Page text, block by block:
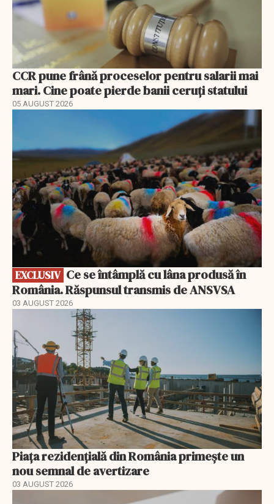
CCR pune frână proceselor pentru salarii mai
mari. Cine poate pierde banii ceruți statului
05 AUGUST 2026
EXCLUSIV
România. Răspunsul transmis de ANSVSA
03 AUGUST 2026
Piața rezidențială din România primește un
nou semnal de avertizare
03 AUGUST 2026